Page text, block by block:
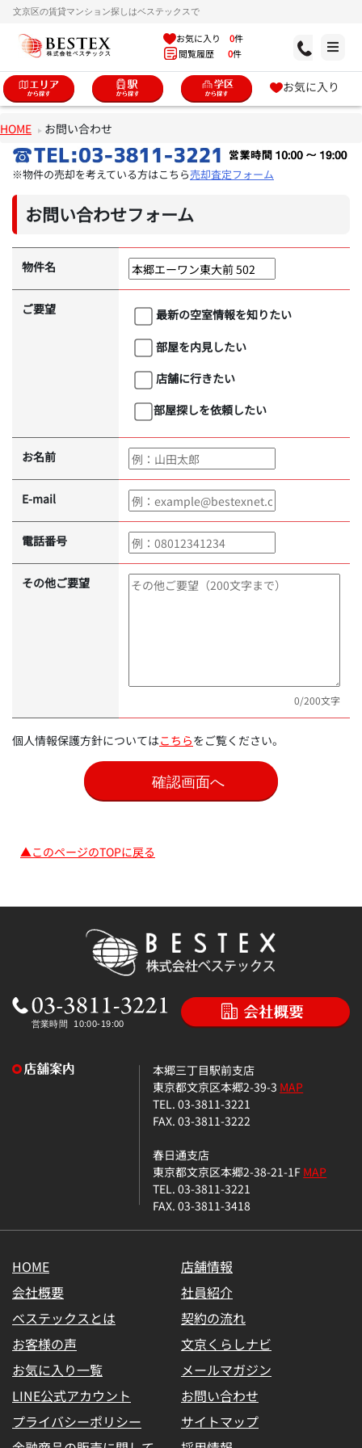
文京区の賃貸マンション探しはベステックスで
お気に入り 0件
閲覧履歴 0件
お気に入り
HOME お問い合わせ
※物件の売却を考えている方はこちら売却査定フォーム
お問い合わせフォーム
物件名
ご要望
最新の空室情報を知りたい
部屋を内見したい
店舗に行きたい
部屋探しを依頼したい
お名前
E-mail
電話番号
その他ご要望
0/200文字
個人情報保護方針についてはこちらをご覧ください。
▲このページのTOPに戻る
本郷三丁目駅前支店
東京都文京区本郷2-39-3 MAP
TEL. 03-3811-3221
FAX. 03-3811-3222
春日通支店
東京都文京区本郷2-38-21-1FMAP
TEL. 03-3811-3221
FAX. 03-3811-3418
HOME
店舗情報
会社概要
社員紹介
ベステックスとは
契約の流れ
お客様の声
文京くらしナビ
お気に入り一覧
メールマガジン
LINE公式アカウント
お問い合わせ
プライバシーポリシー
サイトマップ